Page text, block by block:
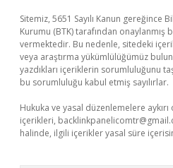
Sitemiz, 5651 Sayılı Kanun gereğince
Kurumu (BTK) tarafından onaylanmış
vermektedir. Bu nedenle, sitedeki
veya araştırma yükümlülüğümüz
yazdıkları içeriklerin sorumluluğunu
bu sorumluluğu kabul etmiş sayılırlar.
Hukuka ve yasal düzenlemelere
içerikleri,
halinde, ilgili içerikler yasal süre